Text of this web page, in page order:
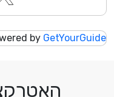
by GetYourGuide